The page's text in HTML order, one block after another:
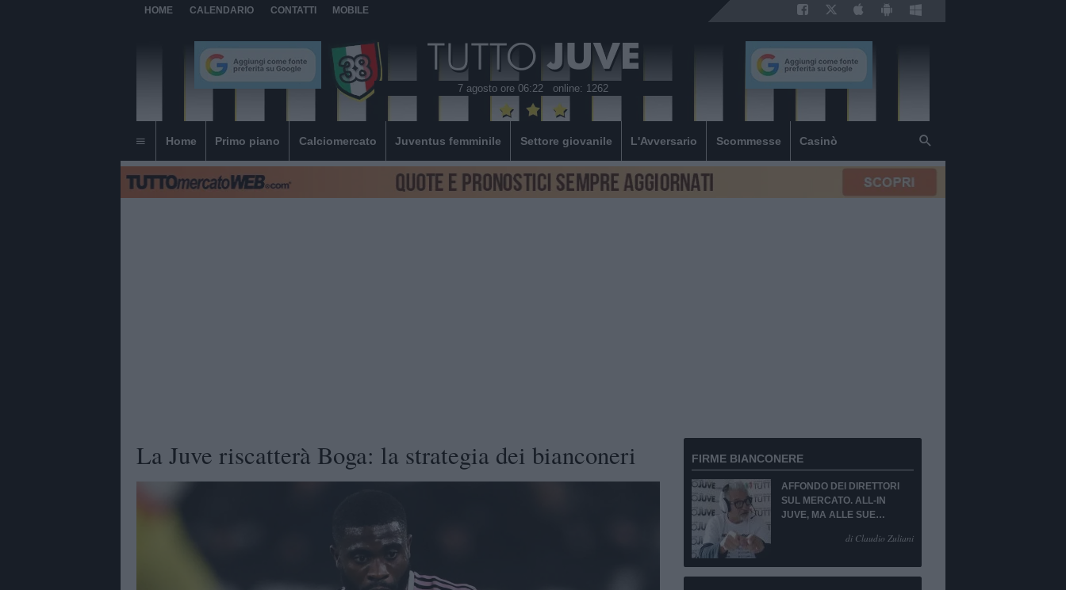
HOME CALENDARIO CONTATTI MOBILE
7 agosto ore 06:22 online: 1262
Home Primo piano Calciomercato Juventus femminile Settore giovanile L'Avversario Scommesse Casinò
La Juve riscatterà Boga: la strategia dei bianconeri FIRME BIANCONERE
AFFONDO DEI DIRETTORI
SUL MERCATO. ALL-IN
JUVE, MA ALLE SUE
di Claudio Zuliani